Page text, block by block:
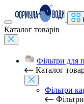
Каталог товарів
Фільтри для
Каталог
Фільтри